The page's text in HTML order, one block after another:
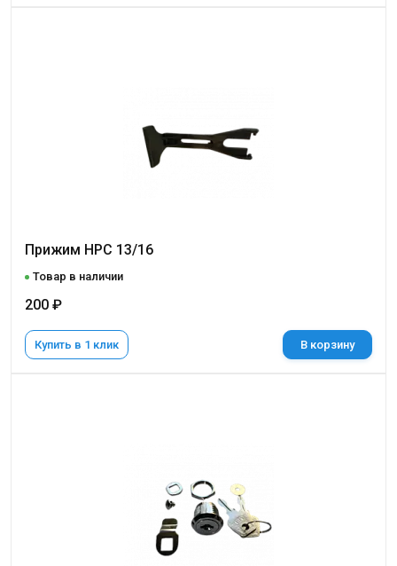
Прижим НРС 13/16
Товар в наличии
200 ₽
Купить в 1 клик В корзину